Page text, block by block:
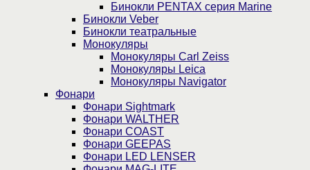
Бинокли PENTAX серия Marine
Бинокли Veber
Бинокли театральные
Монокуляры
Монокуляры Carl Zeiss
Монокуляры Leica
Монокуляры Navigator
Фонари
Фонари Sightmark
Фонари WALTHER
Фонари COAST
Фонари GEEPAS
Фонари LED LENSER